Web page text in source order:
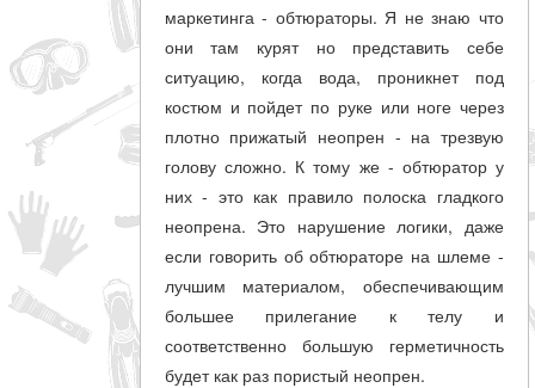
маркетинга - обтюраторы. Я не знаю что
они там курят но представить себе
ситуацию, когда вода, проникнет под
костюм и пойдет по руке или ноге через
плотно прижатый неопрен - на трезвую
голову сложно. К тому же - обтюратор у
них - это как правило полоска гладкого
неопрена. Это нарушение логики, даже
если говорить об обтюраторе на шлеме -
лучшим материалом, обеспечивающим
большее прилегание к телу и
соответственно большую герметичность
будет как раз пористый неопрен.